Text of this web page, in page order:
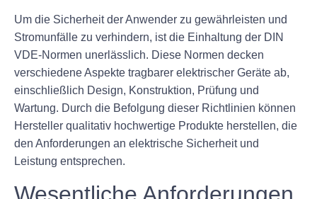
Um die Sicherheit der Anwender zu gewährleisten und
Stromunfälle zu verhindern, ist die Einhaltung der DIN
VDE-Normen unerlässlich. Diese Normen decken
verschiedene Aspekte tragbarer elektrischer Geräte ab,
einschließlich Design, Konstruktion, Prüfung und
Wartung. Durch die Befolgung dieser Richtlinien können
Hersteller qualitativ hochwertige Produkte herstellen, die
den Anforderungen an elektrische Sicherheit und
Leistung entsprechen.
Wesentliche Anforderungen